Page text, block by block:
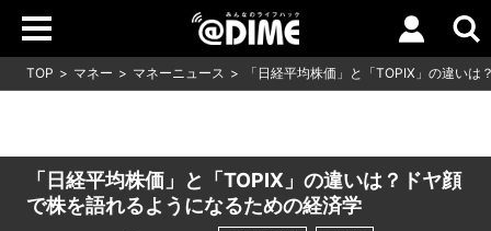
TOP マネー マネーニュース 「日経平均株価」と「TOPIX」の違い
「日経平均株価」と「TOPIX」の違いは？ドヤ顔
で株を語れるようになるための経済学